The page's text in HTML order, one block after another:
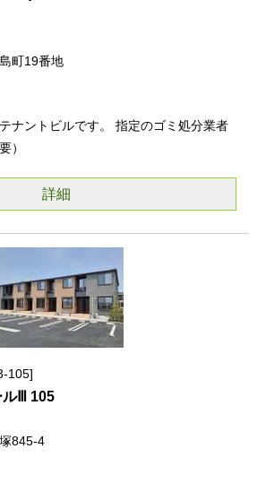
町19番地
ナントビルです。 指定のゴミ処分業者
）
詳細
105
ルⅢ 105
845-4